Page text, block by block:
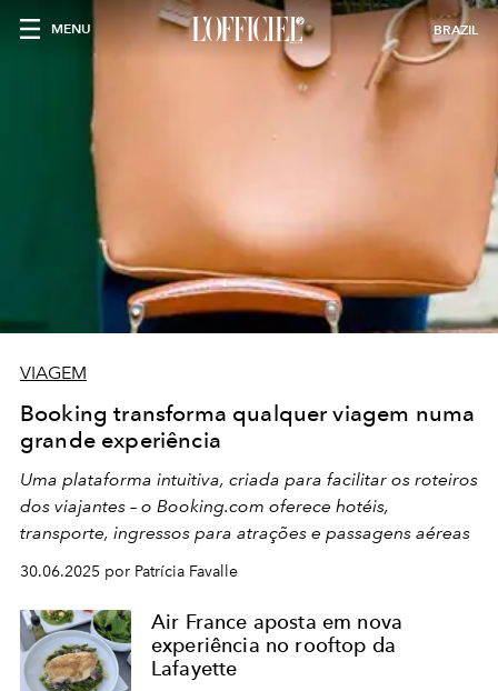
MENU BRAZIL
VIAGEM
Booking transforma qualquer viagem numa
grande experiência
Uma plataforma intuitiva, criada para facilitar os roteiros
dos viajantes – o Booking.com oferece hotéis,
transporte, ingressos para atrações e passagens aéreas
30.06.2025 por Patrícia Favalle
Air France aposta em nova
experiência no rooftop da
Lafayette